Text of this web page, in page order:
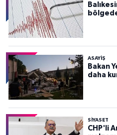
ASAYİŞ
Bakan
daha
SİYASET
CHP'li